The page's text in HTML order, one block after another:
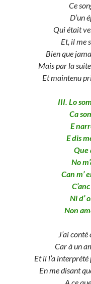
Ce
D’un
Qui était
Et, il me
Bien que
Mais par la
Et maintenu
III. Lo
Ca
E
E dis
Que
No
Can m’
Ni d’
Non
J’ai conté
Car à un
Et il l’a interprété
En me disant